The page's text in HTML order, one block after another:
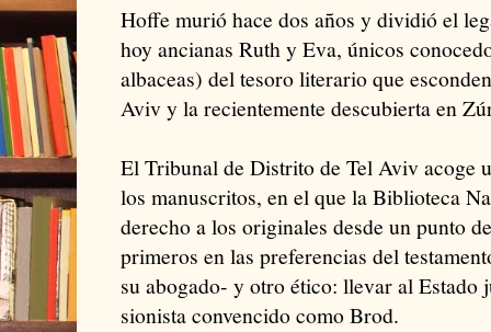
Hoffe murió hace dos años y dividió el
hoy ancianas Ruth y Eva, únicos
albaceas) del tesoro literario que
Aviv y la recientemente descubierta en
El Tribunal de Distrito de Tel Aviv acoge
los manuscritos, en el que la Biblioteca
derecho a los originales desde un punto
primeros en las preferencias del
su abogado- y otro ético: llevar al Estado
sionista convencido como Brod.